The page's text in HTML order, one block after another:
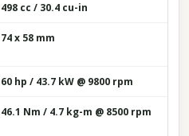
498 cc / 30.4 cu-in
74 x 58 mm
60 hp / 43.7 kW @ 9800 rpm
46.1 Nm / 4.7 kg-m @ 8500 rpm